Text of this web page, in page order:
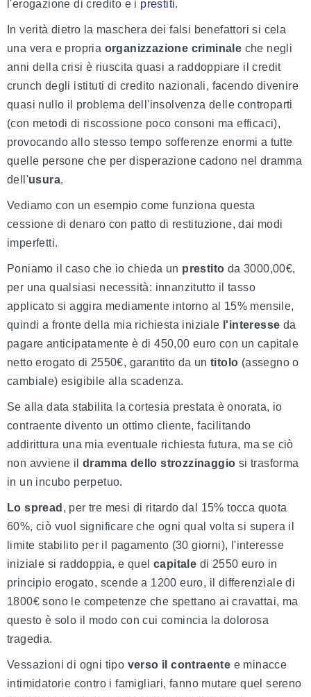
l'erogazione di credito e i prestiti.
In verità dietro la maschera dei falsi benefattori si cela
una vera e propria organizzazione criminale che negli
anni della crisi è riuscita quasi a raddoppiare il credit
crunch degli istituti di credito nazionali, facendo divenire
quasi nullo il problema dell'insolvenza delle controparti
(con metodi di riscossione poco consoni ma efficaci),
provocando allo stesso tempo sofferenze enormi a tutte
quelle persone che per disperazione cadono nel dramma
dell'usura.
Vediamo con un esempio come funziona questa
cessione di denaro con patto di restituzione, dai modi
imperfetti.
Poniamo il caso che io chieda un prestito da 3000,00€,
per una qualsiasi necessità: innanzitutto il tasso
applicato si aggira mediamente intorno al 15% mensile,
quindi a fronte della mia richiesta iniziale l'interesse da
pagare anticipatamente è di 450,00 euro con un capitale
netto erogato di 2550€, garantito da un titolo (assegno o
cambiale) esigibile alla scadenza.
Se alla data stabilita la cortesia prestata è onorata, io
contraente divento un ottimo cliente, facilitando
addirittura una mia eventuale richiesta futura, ma se ciò
non avviene ildramma dello strozzinaggio si trasforma
in un incubo perpetuo.
Lo spread , per tre mesi di ritardo dal 15% tocca quota
60%, ciò vuol significare che ogni qual volta si supera il
limite stabilito per il pagamento (30 giorni), l'interesse
iniziale si raddoppia, e quel capitale di 2550 euro in
principio erogato, scende a 1200 euro, il differenziale di
1800€ sono le competenze che spettano ai cravattai, ma
questo è solo il modo con cui comincia la dolorosa
tragedia.
Vessazioni di ogni tipo verso il contraente e minacce
intimidatorie contro i famigliari, fanno mutare quel sereno